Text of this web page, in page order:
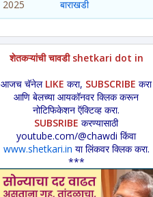
2025
बाराखडी
शेतकऱ्यांची चावडी shetkari dot in
आजच चॅनेल LIKE करा, SUBSCRIBE करा
आणि बेलच्या आयकॉनवर क्लिक करून
नोटिफिकेशन ऍक्टिव्ह करा.
SUBSRIBE करण्यासाठी
youtube.com/@chawdi किंवा
www.shetkari.in या लिंकवर क्लिक करा.
***